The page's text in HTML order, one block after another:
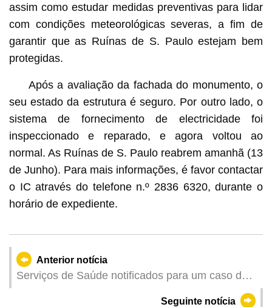
assim como estudar medidas preventivas para lidar
com condições meteorológicas severas, a fim de
garantir que as Ruínas de S. Paulo estejam bem
protegidas.
Após a avaliação da fachada do monumento, o
seu estado da estrutura é seguro. Por outro lado, o
sistema de fornecimento de electricidade foi
inspeccionado e reparado, e agora voltou ao
normal. As Ruínas de S. Paulo reabrem amanhã (13
de Junho). Para mais informações, é favor contactar
o IC através do telefone n.º 2836 6320, durante o
horário de expediente.
Anterior notícia
Serviços de Saúde notificados para um caso de
Seguinte notícia